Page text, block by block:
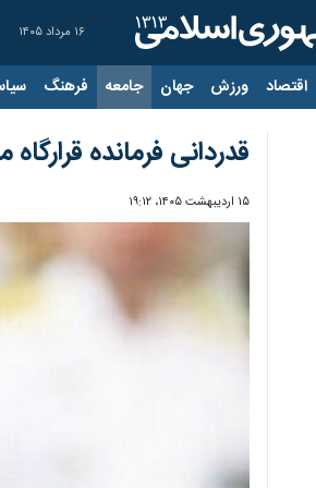
۱۶ مرداد ۱۴۰۵
اقتصاد ورزش جهان جامعه فرهنگ
قدردانی فرمانده
۱۵ اردیبهشت ۱۴۰۵، ۱۹:۱۲